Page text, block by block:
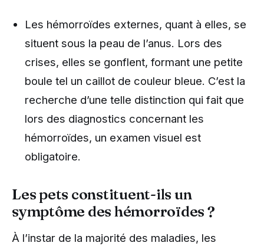
Les hémorroïdes externes, quant à elles, se
situent sous la peau de l’anus. Lors des
crises, elles se gonflent, formant une petite
boule tel un caillot de couleur bleue. C’est la
recherche d’une telle distinction qui fait que
lors des diagnostics concernant les
hémorroïdes, un examen visuel est
obligatoire.
Les pets constituent-ils un
symptôme des hémorroïdes ?
À l’instar de la majorité des maladies, les